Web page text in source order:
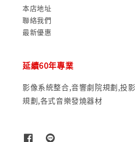
本店地址
聯絡我們
最新優惠
延續60年專業
影像系統整合,音響劇院規劃,投
規劃,各式音樂發燒器材